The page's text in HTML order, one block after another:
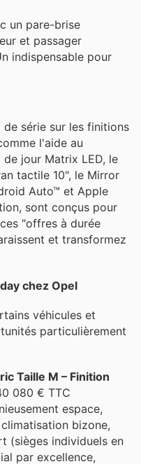
un pare-brise
et passager
indispensable pour
série sur les finitions
l'aide au
jour Matrix LED, le
tactile 10", le Mirror
Auto™ et Apple
sont conçus pour
"offres à durée
et transformez
chez Opel
véhicules et
particulièrement
Taille M – Finition
080 € TTC
espace,
bizone,
(sièges individuels en
par excellence,